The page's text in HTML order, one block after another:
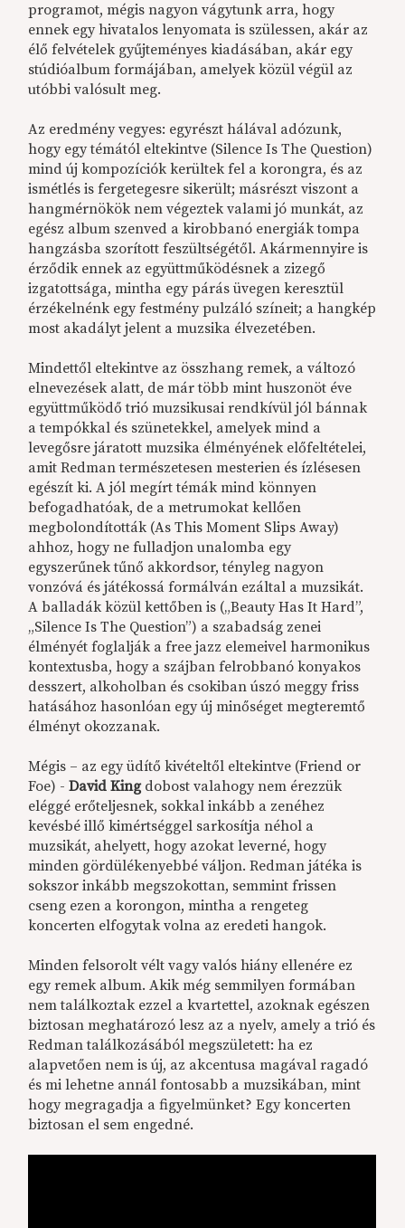
programot, mégis nagyon vágytunk arra, hogy
ennek egy hivatalos lenyomata is szülessen, akár az
élő felvételek gyűjteményes kiadásában, akár egy
stúdióalbum formájában, amelyek közül végül az
utóbbi valósult meg.
Az eredmény vegyes: egyrészt hálával adózunk,
hogy egy témától eltekintve (Silence Is The Question)
mind új kompozíciók kerültek fel a korongra, és az
ismétlés is fergetegesre sikerült; másrészt viszont a
hangmérnökök nem végeztek valami jó munkát, az
egész album szenved a kirobbanó energiák tompa
hangzásba szorított feszültségétől. Akármennyire is
érződik ennek az együttműködésnek a zizegő
izgatottsága, mintha egy párás üvegen keresztül
érzékelnénk egy festmény pulzáló színeit; a hangkép
most akadályt jelent a muzsika élvezetében.
Mindettől eltekintve az összhang remek, a változó
elnevezések alatt, de már több mint huszonöt éve
együttműködő trió muzsikusai rendkívül jól bánnak
a tempókkal és szünetekkel, amelyek mind a
levegősre járatott muzsika élményének előfeltételei,
amit Redman természetesen mesterien és ízlésesen
egészít ki. A jól megírt témák mind könnyen
befogadhatóak, de a metrumokat kellően
megbolondították (As This Moment Slips Away)
ahhoz, hogy ne fulladjon unalomba egy
egyszerűnek tűnő akkordsor, tényleg nagyon
vonzóvá és játékossá formálván ezáltal a muzsikát.
A balladák közül kettőben is („Beauty Has It Hard”,
„Silence Is The Question”) a szabadság zenei
élményét foglalják a free jazz elemeivel harmonikus
kontextusba, hogy a szájban felrobbanó konyakos
desszert, alkoholban és csokiban úszó meggy friss
hatásához hasonlóan egy új minőséget megteremtő
élményt okozzanak.
Mégis – az egy üdítő kivételtől eltekintve (Friend or
Foe) -David Kingdobost valahogy nem érezzük
eléggé erőteljesnek, sokkal inkább a zenéhez
kevésbé illő kimértséggel sarkosítja néhol a
muzsikát, ahelyett, hogy azokat leverné, hogy
minden gördülékenyebbé váljon. Redman játéka is
sokszor inkább megszokottan, semmint frissen
cseng ezen a korongon, mintha a rengeteg
koncerten elfogytak volna az eredeti hangok.
Minden felsorolt vélt vagy valós hiány ellenére ez
egy remek album. Akik még semmilyen formában
nem találkoztak ezzel a kvartettel, azoknak egészen
biztosan meghatározó lesz az a nyelv, amely a trió és
Redman találkozásából megszületett: ha ez
alapvetően nem is új, az akcentusa magával ragadó
és mi lehetne annál fontosabb a muzsikában, mint
hogy megragadja a figyelmünket? Egy koncerten
biztosan el sem engedné.